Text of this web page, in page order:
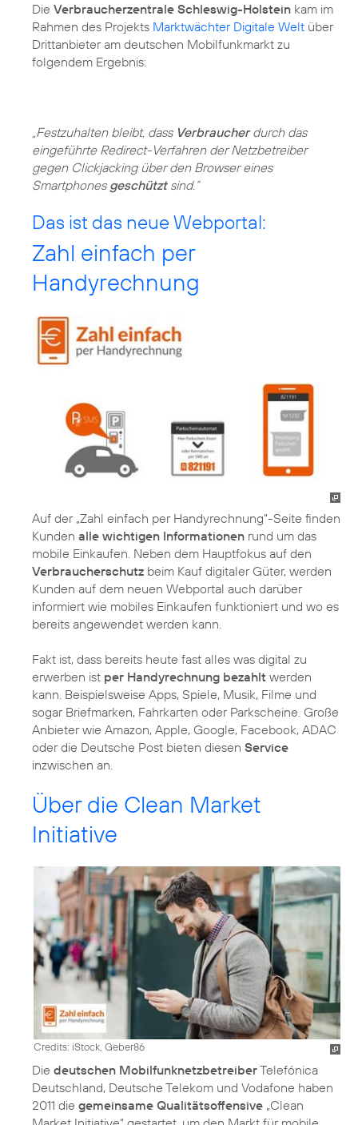
Die Verbraucherzentrale Schleswig-Holstein kam im
Rahmen des Projekts Marktwächter Digitale Welt über
Drittanbieter am deutschen Mobilfunkmarkt zu
folgendem Ergebnis:
„Festzuhalten bleibt, dass Verbraucherdurch das
eingeführte Redirect-Verfahren der Netzbetreiber
gegen Clickjacking über den Browser eines
Smartphones geschütztsind.“
Das ist das neue Webportal:
Zahl einfach per
Handyrechnung
Auf der „Zahl einfach per Handyrechnung“-Seite finden
Kunden alle wichtigen Informationen rund um das
mobile Einkaufen. Neben dem Hauptfokus auf den
Verbraucherschutz beim Kauf digitaler Güter, werden
Kunden auf dem neuen Webportal auch darüber
informiert wie mobiles Einkaufen funktioniert und wo es
bereits angewendet werden kann.
Fakt ist, dass bereits heute fast alles was digital zu
erwerben ist per Handyrechnung bezahlt werden
kann. Beispielsweise Apps, Spiele, Musik, Filme und
sogar Briefmarken, Fahrkarten oder Parkscheine. Große
Anbieter wie Amazon, Apple, Google, Facebook, ADAC
oder die Deutsche Post bieten diesen Service
inzwischen an.
Über die Clean Market
Initiative
Credits: iStock, Geber86
Die deutschen MobilfunknetzbetreiberTelefónica
Deutschland, Deutsche Telekom und Vodafone haben
2011 die gemeinsame Qualitätsoffensive „Clean